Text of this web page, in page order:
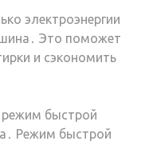
электроэнергии
Это поможет
и сэкономить
режим быстрой
Режим быстрой